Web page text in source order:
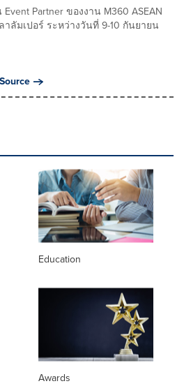
Partner ของงาน M360 ASEAN
ลัมเปอร์ ระหว่างวันที่ 9-10 กันยายน
Education
Awards